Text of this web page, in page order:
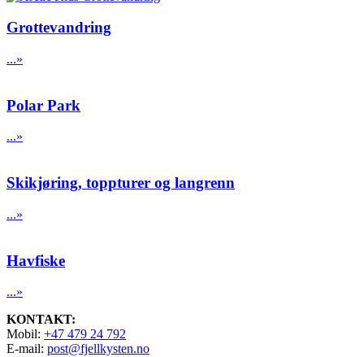
Grottevandring
...»
Polar Park
...»
Skikjøring, toppturer og langrenn
...»
Havfiske
...»
KONTAKT:
Mobil: +47 479 24 792
E-mail: post@fjellkysten.no